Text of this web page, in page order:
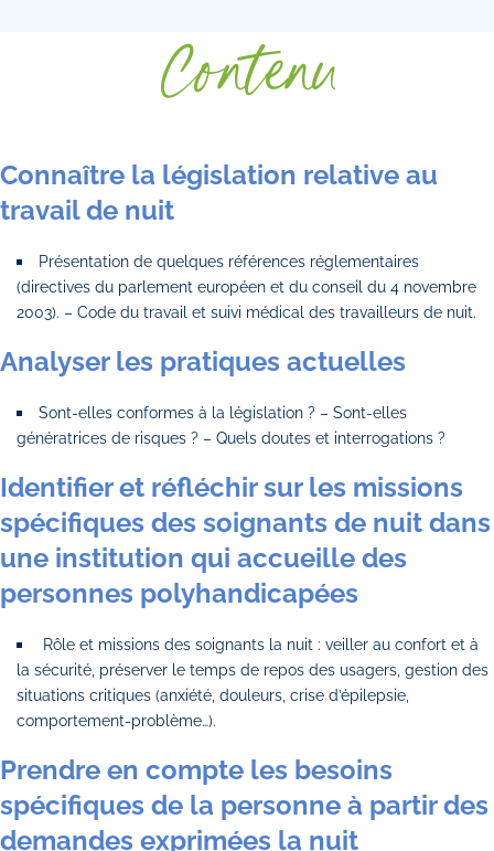
Contenu
Connaître la législation relative au
travail de nuit
Présentation de quelques références réglementaires
(directives du parlement européen et du conseil du 4 novembre
2003). – Code du travail et suivi médical des travailleurs de nuit.
Analyser les pratiques actuelles
Sont-elles conformes à la législation ? – Sont-elles
génératrices de risques ? – Quels doutes et interrogations ?
Identifier et réfléchir sur les missions
spécifiques des soignants de nuit dans
une institution qui accueille des
personnes polyhandicapées
Rôle et missions des soignants la nuit : veiller au confort et à
la sécurité, préserver le temps de repos des usagers, gestion des
situations critiques (anxiété, douleurs, crise d’épilepsie,
comportement-problème…).
Prendre en compte les besoins
spécifiques de la personne à partir des
demandes exprimées la nuit